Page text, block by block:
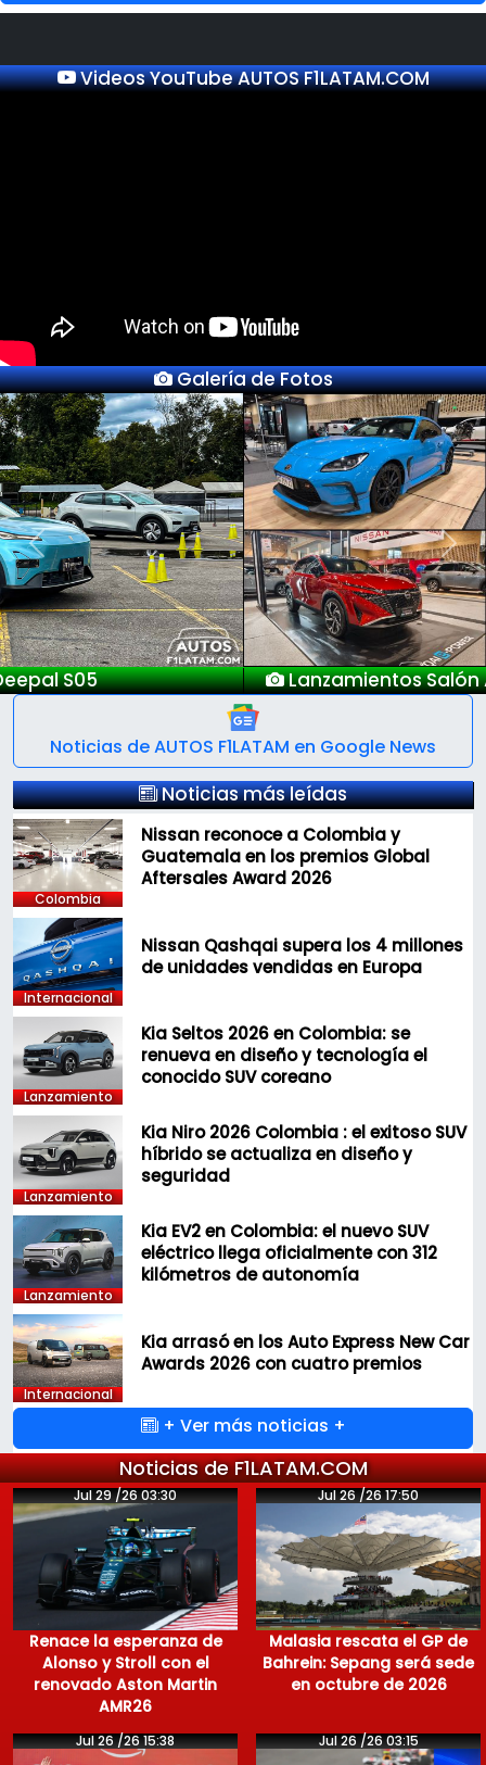
Videos YouTube AUTOS F1LATAM.COM
Galería de Fotos
Lanzamientos Salón Automóvil Bogotá 2025
Previous Next
Noticias de AUTOS F1LATAM en Google News
Noticias más leídas
Colombia
Nissan reconoce a Colombia y
Guatemala en los premios Global
Aftersales Award 2026
Internacional
Nissan Qashqai supera los 4 millones
de unidades vendidas en Europa
Lanzamiento
Kia Seltos 2026 en Colombia: se
renueva en diseño y tecnología el
conocido SUV coreano
Lanzamiento
Kia Niro 2026 Colombia : el exitoso SUV
híbrido se actualiza en diseño y
seguridad
Lanzamiento
Kia EV2 en Colombia: el nuevo SUV
eléctrico llega oficialmente con 312
kilómetros de autonomía
Internacional
Kia arrasó en los Auto Express New Car
Awards 2026 con cuatro premios
+ Ver más noticias +
Noticias de F1LATAM.COM
Jul 29 /26 03:30
Renace la esperanza de
Alonso y Stroll con el
renovado Aston Martin
AMR26
Jul 26 /26 17:50
Malasia rescata el GP de
Bahrein: Sepang será sede
en octubre de 2026
Jul 26 /26 15:38 Jul 26 /26 03:15